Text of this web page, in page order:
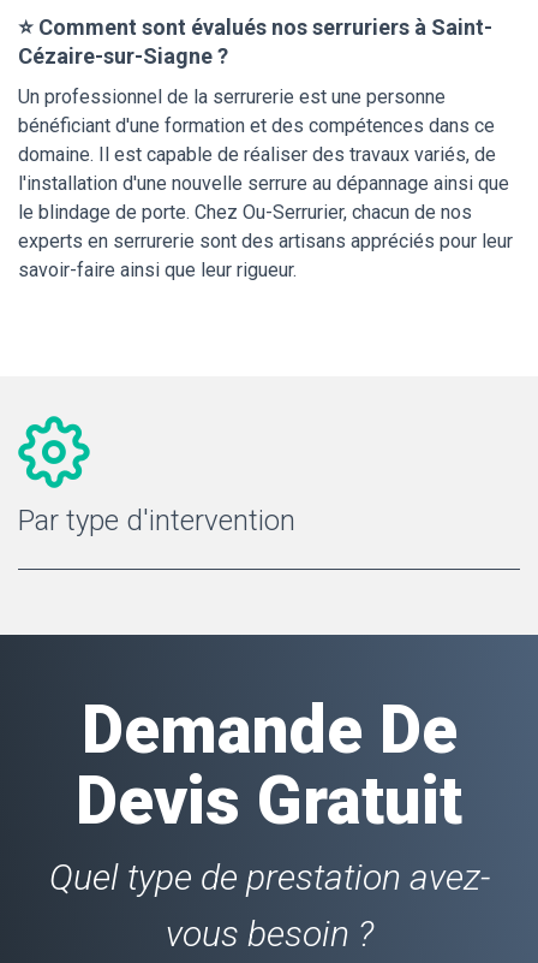
⭐ Comment sont évalués nos serruriers à Saint-
Cézaire-sur-Siagne ?
Un professionnel de la serrurerie est une personne
bénéficiant d'une formation et des compétences dans ce
domaine. Il est capable de réaliser des travaux variés, de
l'installation d'une nouvelle serrure au dépannage ainsi que
le blindage de porte. Chez Ou-Serrurier, chacun de nos
experts en serrurerie sont des artisans appréciés pour leur
savoir-faire ainsi que leur rigueur.
Par type d'intervention
Demande De
Devis Gratuit
Quel type de prestation avez-
vous besoin ?